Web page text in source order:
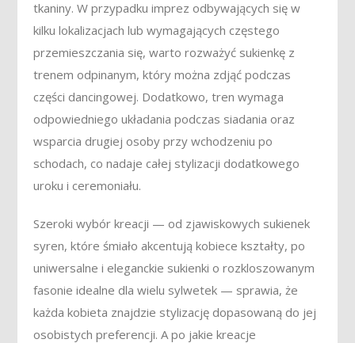
tkaniny. W przypadku imprez odbywających się w
kilku lokalizacjach lub wymagających częstego
przemieszczania się, warto rozważyć sukienkę z
trenem odpinanym, który można zdjąć podczas
części dancingowej. Dodatkowo, tren wymaga
odpowiedniego układania podczas siadania oraz
wsparcia drugiej osoby przy wchodzeniu po
schodach, co nadaje całej stylizacji dodatkowego
uroku i ceremoniału.
Szeroki wybór kreacji — od zjawiskowych sukienek
syren, które śmiało akcentują kobiece kształty, po
uniwersalne i eleganckie sukienki o rozkloszowanym
fasonie idealne dla wielu sylwetek — sprawia, że
każda kobieta znajdzie stylizację dopasowaną do jej
osobistych preferencji. A po jakie kreacje